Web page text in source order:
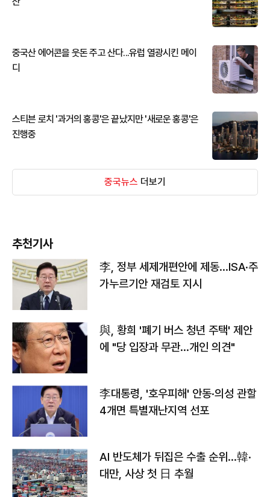
중국산 에어콘을 웃돈 주고 산다...유럽 열광시킨 메이
디
스티븐 로치 '과거의 홍콩'은 끝났지만 '새로운 홍콩'은
진행중
중국뉴스 더보기
추천기사
李, 정부 세제개편안에 제동…ISA·주
가누르기안 재검토 지시
與, 황희 '폐기 버스 청년 주택' 제안
에 "당 입장과 무관…개인 의견"
李대통령, '호우피해' 안동·의성 관할
4개면 특별재난지역 선포
AI 반도체가 뒤집은 수출 순위…韓·
대만, 사상 첫 日 추월